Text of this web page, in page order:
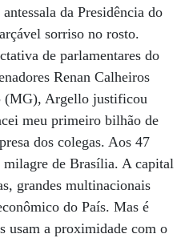
da Presidência do
sorriso no rosto.
de parlamentares do
Renan Calheiros
(MG), Argello justificou
meu primeiro bilhão de
dos colegas. Aos 47
de Brasília. A capital
grandes multinacionais
do País. Mas é
usam a proximidade com o